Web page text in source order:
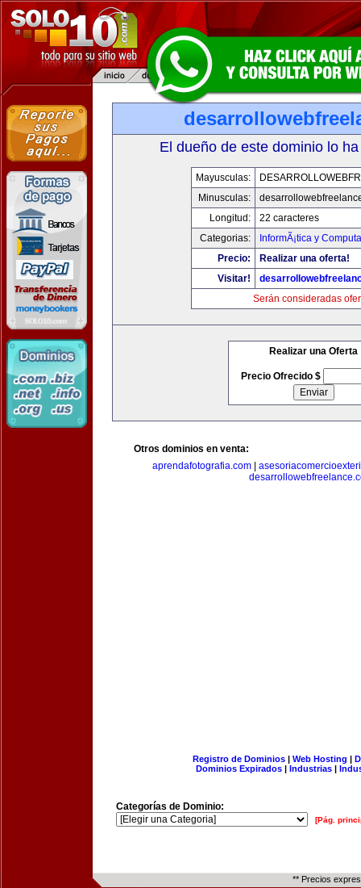
El dueño de este dominio lo
Mayusculas:
Minusculas:
Longitud:
22 caracteres
Categorias:
InformÃ¡tica y
Precio:
Realizar una oferta!
Visitar!
Serán consideradas
Realizar una Oferta
Precio Ofrecido $
Otros dominios en venta:
aprendafotografia.com
Registro de Dominios| Web Hosting |
Dominios Expirados | Industrias |
Categorías de Dominio:
[Pág.
** Precios